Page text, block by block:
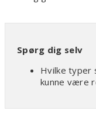
Spørg dig selv
Hvilke typer
kunne være